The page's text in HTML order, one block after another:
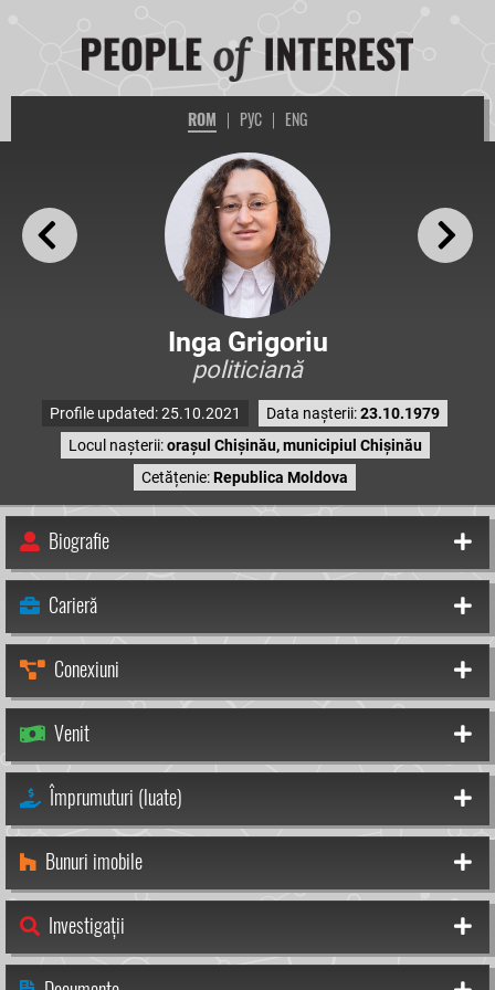
ROM | РУС | ENG
Inga Grigoriu
politiciană
Profile updated: 25.10.2021 Data nașterii:23.10.1979
Locul nașterii:orașul Chișinău, municipiul Chișinău
Cetățenie:Republica Moldova
Biografie
Carieră
Conexiuni
Venit
Împrumuturi (luate)
Bunuri imobile
Investigații